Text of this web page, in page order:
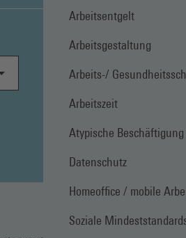
Arbeitsentgelt
Arbeitsgestaltung
Arbeits-/
Arbeitszeit
Atypische Beschäftigung
Datenschutz
Homeoffice / mobile
Soziale